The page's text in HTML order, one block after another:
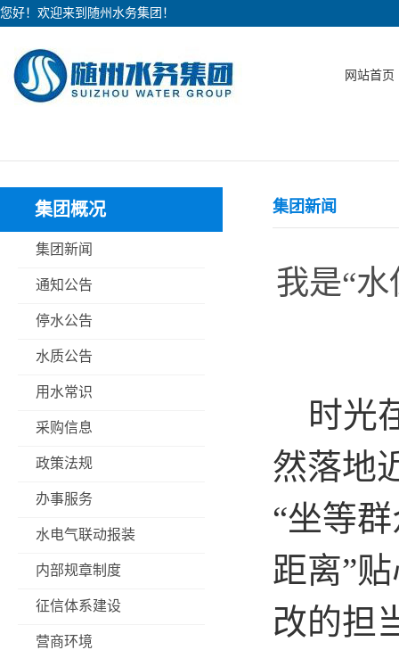
您好！欢迎来到随州水务集团！
网站首页
集团概况
集团新闻
通知公告
停水公告
水质公告
用水常识
采购信息
政策法规
办事服务
水电气联动报装
内部规章制度
征信体系建设
营商环境
集团新闻
我是“
时光
然落地
“坐等
距离”
改的担